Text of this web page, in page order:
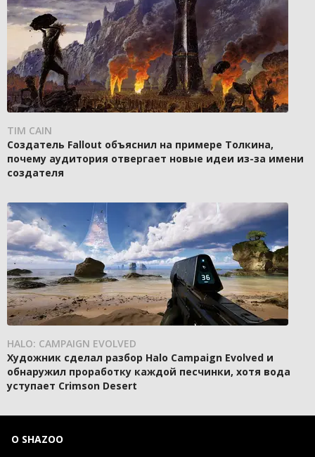
TIM CAIN
Создатель Fallout объяснил на примере Толкина,
почему аудитория отвергает новые идеи из-за имени
создателя
HALO: CAMPAIGN EVOLVED
Художник сделал разбор Halo Campaign Evolved и
обнаружил проработку каждой песчинки, хотя вода
уступает Crimson Desert
О SHAZOO